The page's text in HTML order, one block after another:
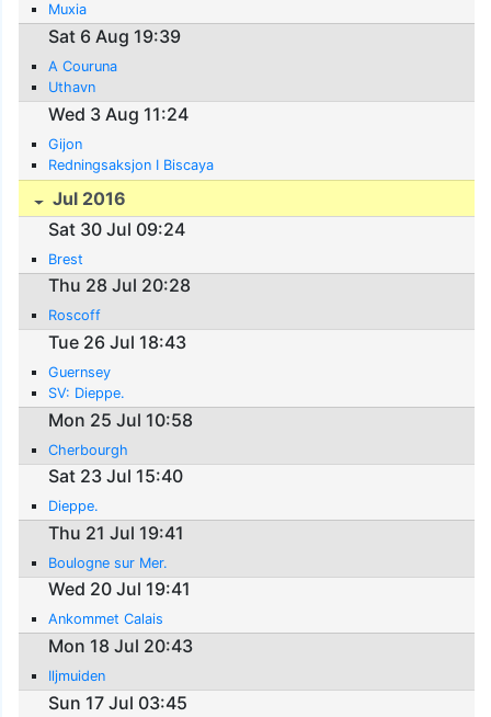
Muxia
Sat 6 Aug 19:39
A Couruna
Uthavn
Wed 3 Aug 11:24
Gijon
Redningsaksjon I Biscaya
Jul 2016
Sat 30 Jul 09:24
Brest
Thu 28 Jul 20:28
Roscoff
Tue 26 Jul 18:43
Guernsey
SV: Dieppe.
Mon 25 Jul 10:58
Cherbourgh
Sat 23 Jul 15:40
Dieppe.
Thu 21 Jul 19:41
Boulogne sur Mer.
Wed 20 Jul 19:41
Ankommet Calais
Mon 18 Jul 20:43
Iljmuiden
Sun 17 Jul 03:45